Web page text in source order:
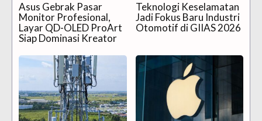
Asus Gebrak Pasar
Monitor Profesional,
Layar QD-OLED ProArt
Siap Dominasi Kreator
Teknologi Keselamatan
Jadi Fokus Baru Industri
Otomotif di GIIAS 2026